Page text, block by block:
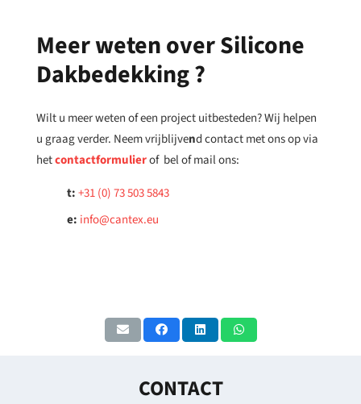
Meer weten over Silicone
Dakbedekking ?
Wilt u meer weten of een project uitbesteden? Wij helpen
u graag verder. Neem vrijblijvend contact met ons op via
hetcontactformulierof bel of mail ons:
t:+31 (0) 73 503 5843
e: info@cantex.eu
CONTACT